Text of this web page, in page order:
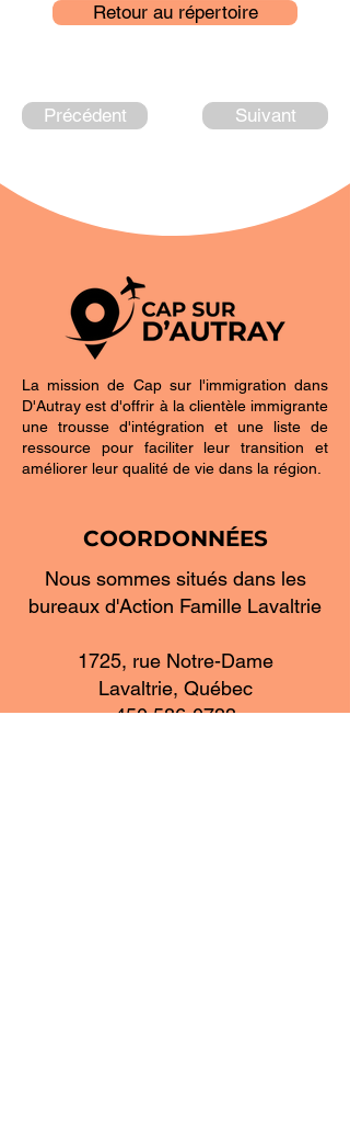
Retour au répertoire
Précédent Suivant
La mission de Cap sur l'immigration dans
D'Autray est d'offrir à la clientèle immigrante
une trousse d'intégration et une liste de
ressource pour faciliter leur transition et
améliorer leur qualité de vie dans la région.
COORDONNÉES
Nous sommes situés dans les
bureaux d'Action Famille Lavaltrie
1725, rue Notre-Dame
Lavaltrie, Québec
450 586-0733